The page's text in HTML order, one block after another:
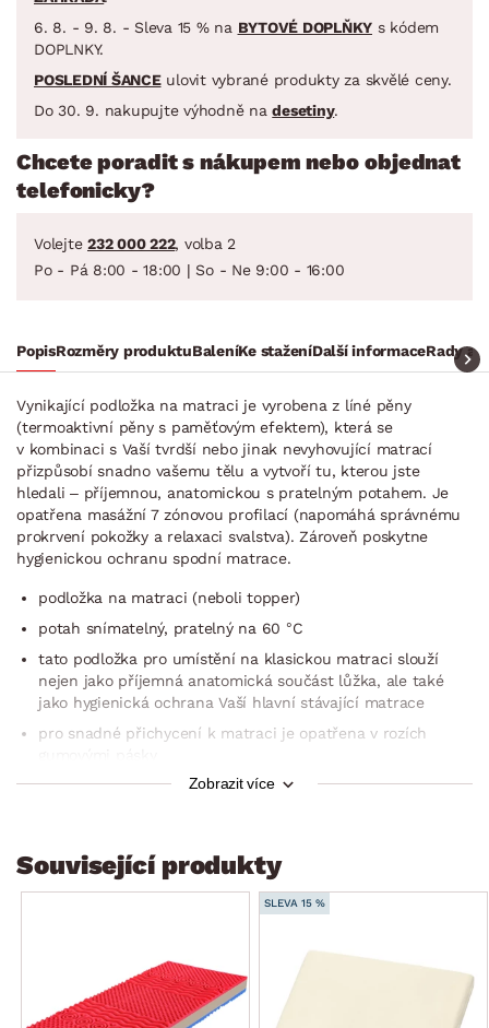
6. 8. - 9. 8. - Sleva 15 % na BYTOVÉ DOPLŇKY s kódem
DOPLNKY.
POSLEDNÍ ŠANCEulovit vybrané produkty za skvělé ceny.
Do 30. 9. nakupujte výhodně nadesetiny.
Chcete poradit s nákupem nebo objednat
telefonicky?
Volejte 232 000 222, volba 2
Po - Pá 8:00 - 18:00 | So - Ne 9:00 - 16:00
PopisRozměry produktuBaleníKe staženíDalší informaceRady a
Vynikající podložka na matraci je vyrobena z líné pěny
(termoaktivní pěny s paměťovým efektem), která se
v kombinaci s Vaší tvrdší nebo jinak nevyhovující matrací
přizpůsobí snadno vašemu tělu a vytvoří tu, kterou jste
hledali – příjemnou, anatomickou s pratelným potahem. Je
opatřena masážní 7 zónovou profilací (napomáhá správnému
prokrvení pokožky a relaxaci svalstva). Zároveň poskytne
hygienickou ochranu spodní matrace.
podložka na matraci (neboli topper)
potah snímatelný, pratelný na 60 °C
tato podložka pro umístění na klasickou matraci slouží
nejen jako příjemná anatomická součást lůžka, ale také
jako hygienická ochrana Vaší hlavní stávající matrace
pro snadné přichycení k matraci je opatřena v rozích
plocha 160×200 cm
které simulují každodenní použití
Zobrazit více
Související produkty
SLEVA 15 %